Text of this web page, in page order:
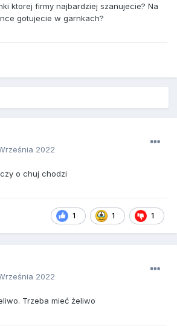
ktorej firmy najbardziej szanujecie? Na
gotujecie w garnkach?
2022
o chuj chodzi
1 1 1
2022
Trzeba mieć żeliwo